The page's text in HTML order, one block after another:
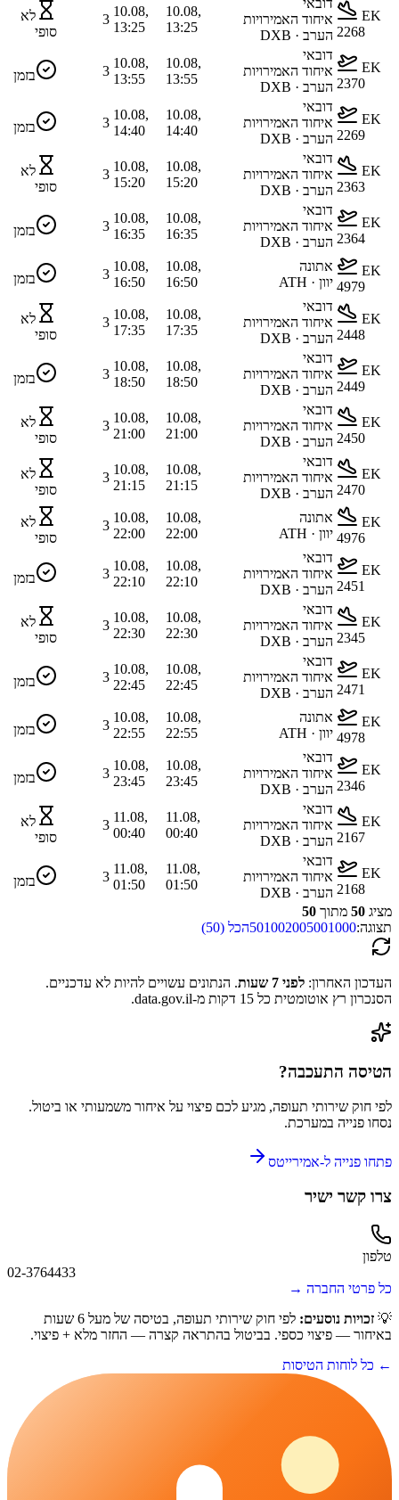
EK
2268
איחוד האמירויות
הערב · DXB
10.08,
13:25
10.08,
13:25
3
לא
סופי
EK
2370
דובאי
איחוד האמירויות
הערב · DXB
10.08,
13:55
10.08,
13:55
3 בזמן
EK
2269
דובאי
איחוד האמירויות
הערב · DXB
10.08,
14:40
10.08,
14:40
3 בזמן
EK
2363
דובאי
איחוד האמירויות
הערב · DXB
10.08,
15:20
10.08,
15:20
3
לא
סופי
EK
2364
דובאי
איחוד האמירויות
הערב · DXB
10.08,
16:35
10.08,
16:35
3 בזמן
EK
4979
אתונה
יוון · ATH
10.08,
16:50
10.08,
16:50
3 בזמן
EK
2448
דובאי
איחוד האמירויות
הערב · DXB
10.08,
17:35
10.08,
17:35
3
לא
סופי
EK
2449
דובאי
איחוד האמירויות
הערב · DXB
10.08,
18:50
10.08,
18:50
3 בזמן
EK
2450
דובאי
איחוד האמירויות
הערב · DXB
10.08,
21:00
10.08,
21:00
3
לא
סופי
EK
2470
דובאי
איחוד האמירויות
הערב · DXB
10.08,
21:15
10.08,
21:15
3
לא
סופי
EK
4976
אתונה
יוון · ATH
10.08,
22:00
10.08,
22:00
3
לא
סופי
EK
2451
דובאי
איחוד האמירויות
הערב · DXB
10.08,
22:10
10.08,
22:10
3 בזמן
EK
2345
דובאי
איחוד האמירויות
הערב · DXB
10.08,
22:30
10.08,
22:30
3
לא
סופי
EK
2471
דובאי
איחוד האמירויות
הערב · DXB
10.08,
22:45
10.08,
22:45
3 בזמן
EK
4978
אתונה
יוון · ATH
10.08,
22:55
10.08,
22:55
3 בזמן
EK
2346
דובאי
איחוד האמירויות
הערב · DXB
10.08,
23:45
10.08,
23:45
3 בזמן
EK
2167
דובאי
איחוד האמירויות
הערב · DXB
11.08,
00:40
11.08,
00:40
3
לא
סופי
EK
2168
דובאי
איחוד האמירויות
הערב · DXB
11.08,
01:50
11.08,
01:50
3
בזמן
מציג 50 מתוך 50
תצוגה:
501002005001000 הכל (50
)
העדכון האחרון: לפני 7 שעות . הנתונים עשויים להיות לא עדכניים.
הסנכרון רץ אוטומטית כל 15 דקות מ-data.gov.il.
הטיסה התעכבה?
לפי חוק שירותי תעופה, מגיע לכם פיצוי על איחור משמעותי או ביטול.
נסחו פנייה במערכת.
פתחו פנייה ל-אמירייטס
צרו קשר ישיר
טלפון
02-3764433
כל פרטי החברה →
💡 זכויות נוסעים:
לפי חוק שירותי תעופה, בטיסה של מעל 6 שעות
באיחור — פיצוי כספי. בביטול בהתראה קצרה — החזר מלא + פיצוי.
← כל לוחות הטיסות